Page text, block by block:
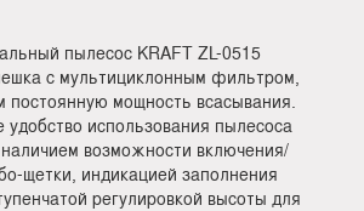
пылесос KRAFT ZL-0515
с мультициклонным фильтром,
мощность всасывания.
использования пылесоса
возможности включения/
щетки, индикацией заполнения
регулировкой высоты для